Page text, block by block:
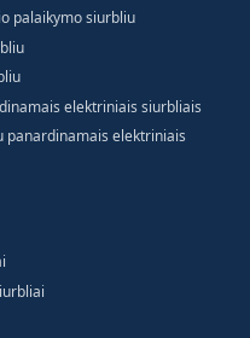
palaikymo siurbliu
elektriniais siurbliais
panardinamais elektriniais